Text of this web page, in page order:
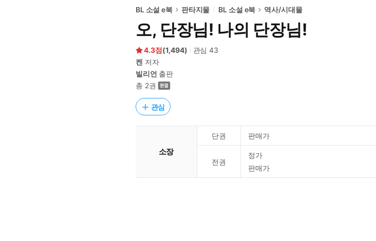
BL 소설 e북 판타지물 BL 소설 e북 역사/시대물
오, 단장님! 나의 단장님!
4.3 (1,494) 관심43
켄 저자
빌리언 출판
총 2권
관심
소장
단권 판매가
전권
정가
판매가